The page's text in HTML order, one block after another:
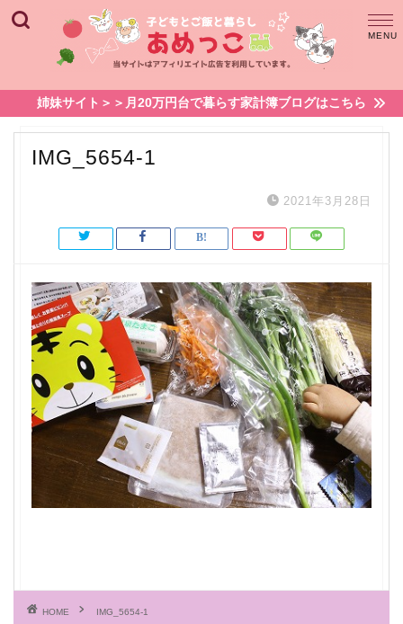
姉妹サイト＞＞月20万円台で暮らす家計簿ブログはこちら
IMG_5654-1
2021年3月28日
HOME IMG_5654-1